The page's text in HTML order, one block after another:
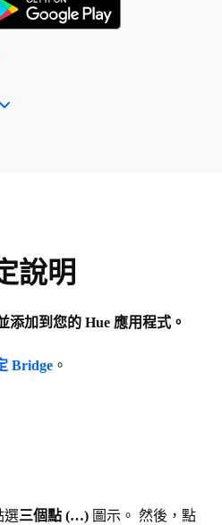
說明
添加到您的 Hue 應用程式。
Bridge。
選三個點 (…)圖示。 然後，點